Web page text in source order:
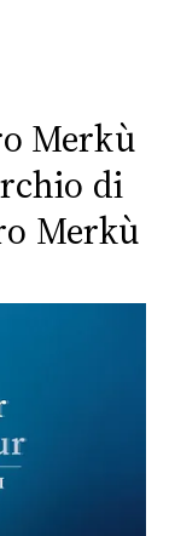
Merkù
di
Merkù